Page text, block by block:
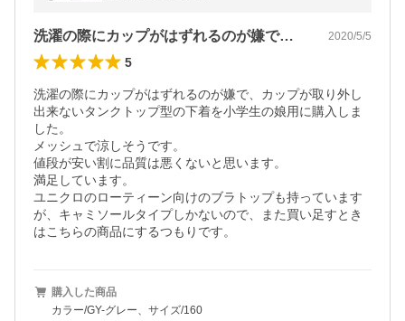
洗濯の際にカップがはずれるのが嫌で、カ… 2020/5/5
5
洗濯の際にカップがはずれるのが嫌で、カップが取り外し
出来ないタンクトップ型の下着を小学生の娘用に購入しま
した。
メッシュで涼しそうです。
値段が安い割に品質は悪くないと思います。
満足しています。
ユニクロのローティーン向けのブラトップも持っています
が、キャミソールタイプしかないので、また買い足すとき
はこちらの商品にするつもりです。
購入した商品
カラー/GY-グレー、サイズ/160